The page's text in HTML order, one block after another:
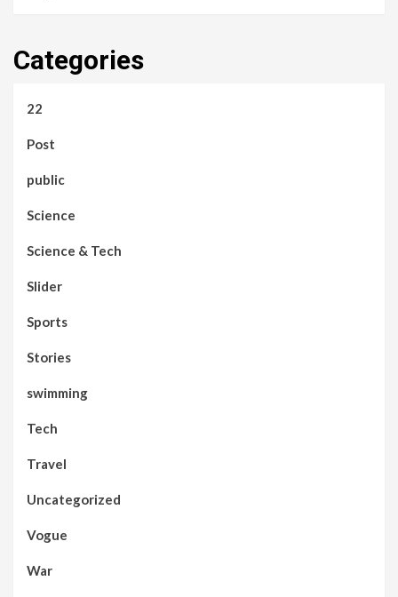
Categories
22
Post
public
Science
Science & Tech
Slider
Sports
Stories
swimming
Tech
Travel
Uncategorized
Vogue
War